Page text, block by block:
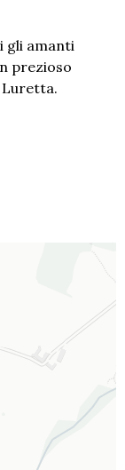
gli amanti
prezioso